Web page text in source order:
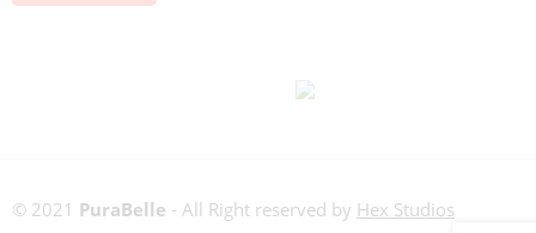
© 2021 PuraBelle - All Right reserved by Hex Studios